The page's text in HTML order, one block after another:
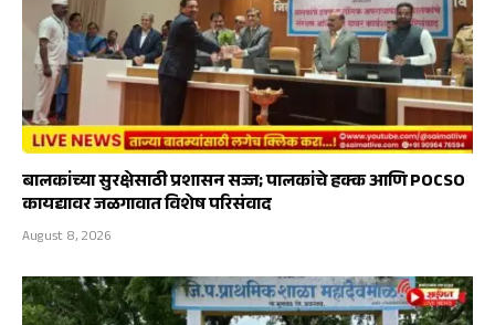
बालकांच्या सुरक्षेसाठी प्रशासन सज्ज; पालकांचे हक्क आणि POCSO
कायद्यावर जळगावात विशेष परिसंवाद
August 8, 2026